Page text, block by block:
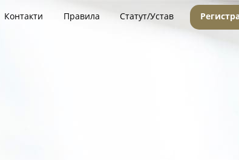
Контакти Правила Статут/Устав